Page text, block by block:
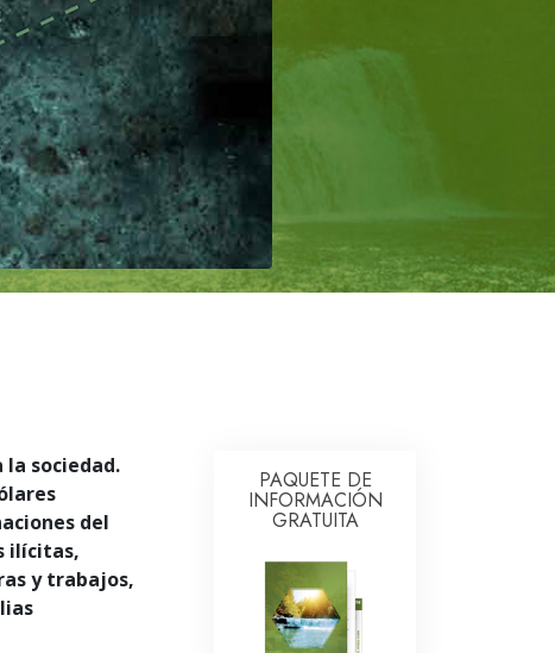
Voluntarios de Scientology
la sociedad.
del
ilícitas,
y trabajos,
PAQUETE DE
INFORMACIÓN
GRATUITA